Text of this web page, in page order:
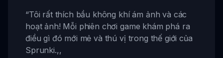
“Tôi rất thích bầu không khí ám ảnh và các
hoạt ảnh! Mỗi phiên chơi game khám phá ra
điều gì đó mới mẻ và thú vị trong thế giới của
Sprunki.,,